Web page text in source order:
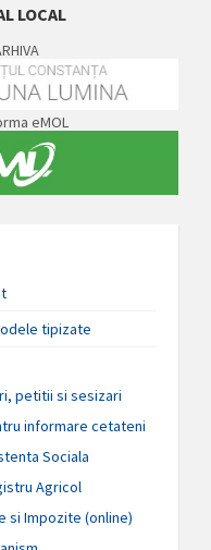
LOCAL
eMOL
tipizate
petitii si sesizari
informare cetateni
Sociala
Agricol
si Impozite (online)